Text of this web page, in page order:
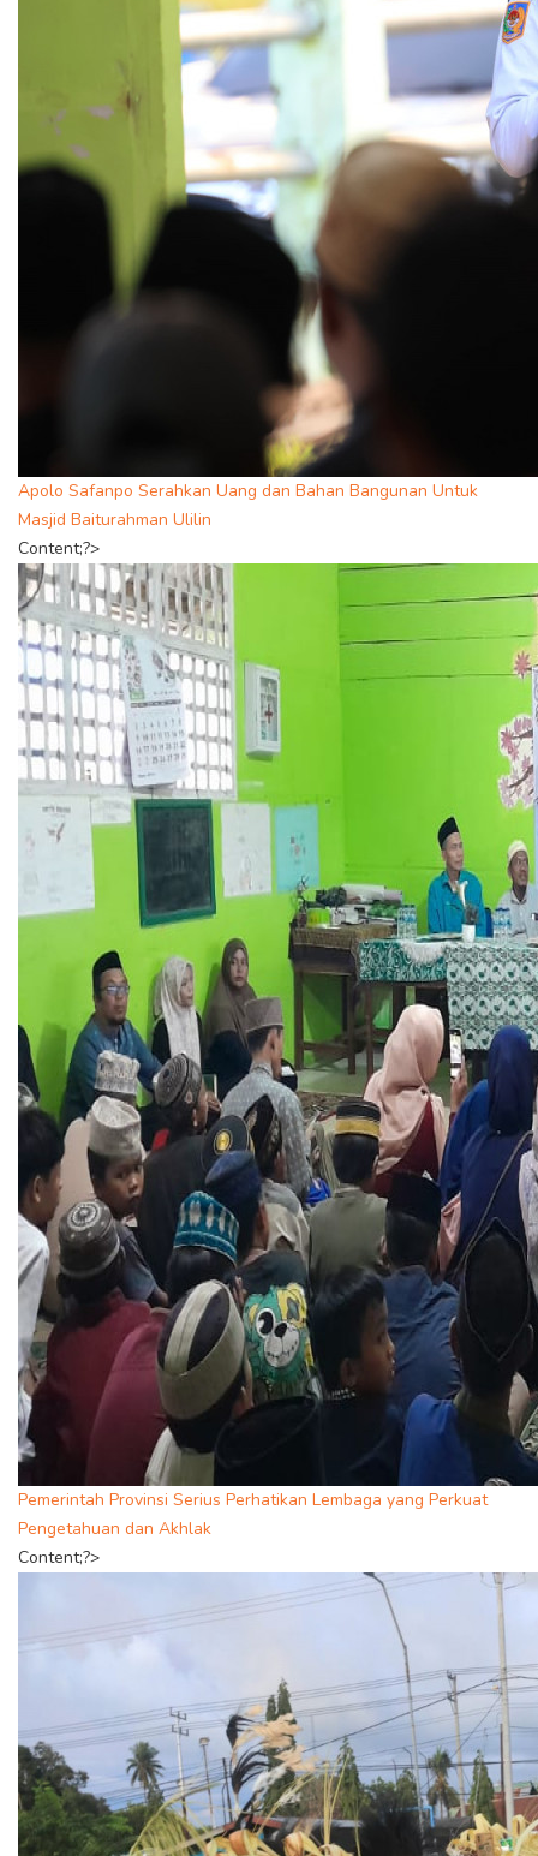
Apolo Safanpo Serahkan Uang dan Bahan Bangunan Untuk
Masjid Baiturahman Ulilin
Content;?>
Pemerintah Provinsi Serius Perhatikan Lembaga yang Perkuat
Pengetahuan dan Akhlak
Content;?>